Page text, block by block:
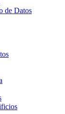
de Datos